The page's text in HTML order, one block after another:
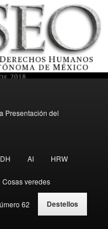
Presentación del
AI HRW
Cosas veredes
62 Destellos